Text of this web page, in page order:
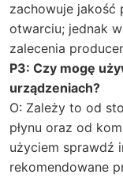
zachowuje jakość
otwarciu; jednak
zalecenia
P3: Czy mogę
urządzeniach?
O: Zależy to od
płynu oraz od
użyciem sprawdź
rekomendowane